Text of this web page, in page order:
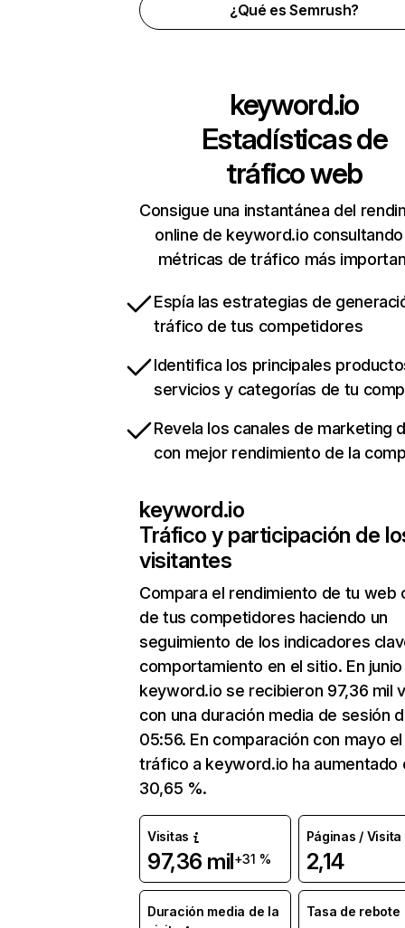
¿Qué es Semrush?
keyword.io
Estadísticas de
tráfico web
Consigue una instantánea del
online de keyword.io
métricas de tráfico más
Espía las estrategias de
tráfico de tus competidores
Identifica los principales
servicios y categorías de tu
Revela los canales de marketing
con mejor rendimiento de la
keyword.io
Tráfico y participación de
visitantes
Compara el rendimiento de tu web
de tus competidores haciendo un
seguimiento de los indicadores
comportamiento en el sitio. En junio
keyword.io se recibieron 97,36 mil
con una duración media de sesión
05:56. En comparación con mayo el
tráfico a keyword.io ha aumentado
30,65 %.
Visitas
97,36 mil+31 %
Páginas / Visita
2,14
Duración media de la
Tasa de rebote